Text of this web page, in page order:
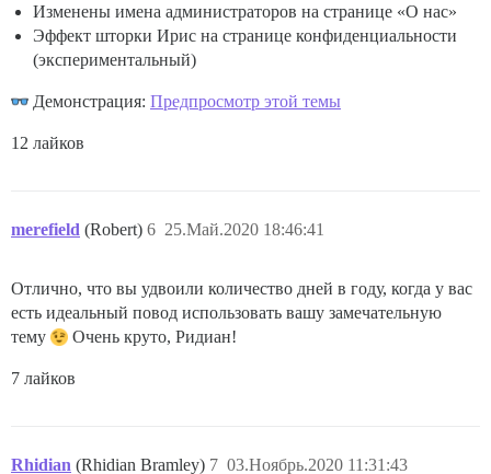
Изменены имена администраторов на странице «О нас»
Эффект шторки Ирис на странице конфиденциальности
(экспериментальный)
Демонстрация: Предпросмотр этой темы
12 лайков
merefield (Robert) 25.Май.2020 18:46:41
6
Отлично, что вы удвоили количество дней в году, когда у вас
есть идеальный повод использовать вашу замечательную
тему
Очень круто, Ридиан!
7 лайков
Rhidian (Rhidian Bramley) 03.Ноябрь.2020 11:31:43
7